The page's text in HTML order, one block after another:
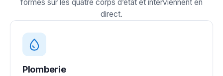
formés sur les quatre corps d’état et interviennent en
direct.
Plomberie